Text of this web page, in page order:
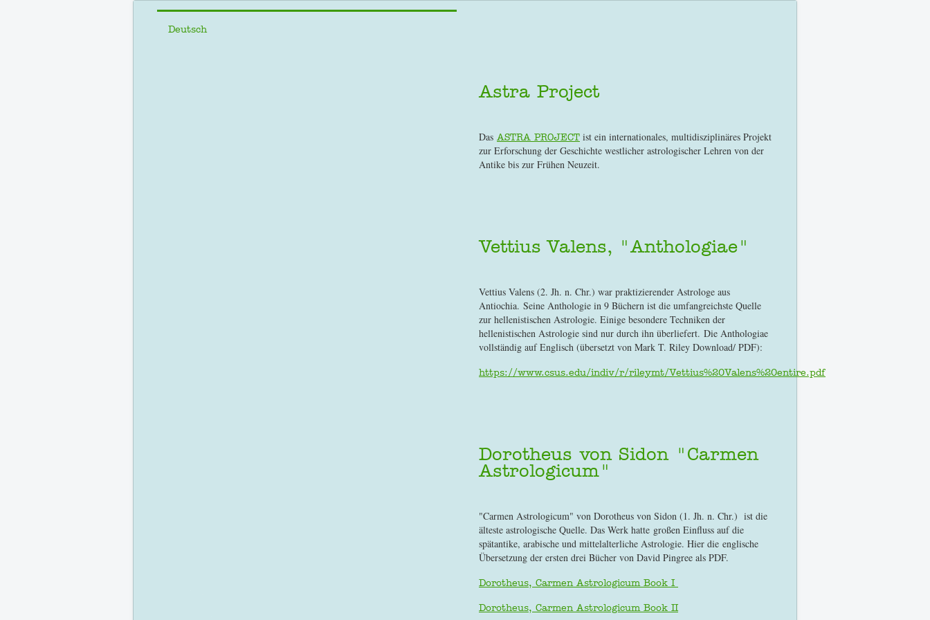
Select your language
Deutsch
Astra Project
Das ASTRA PROJECT ist ein internationales, multidisziplinäres Projekt
zur Erforschung der Geschichte westlicher astrologischer Lehren von der
Antike bis zur Frühen Neuzeit.
Vettius Valens, "Anthologiae"
Vettius Valens (2. Jh. n. Chr.) war praktizierender Astrologe aus
Antiochia. Seine Anthologie in 9 Büchern ist die umfangreichste Quelle
zur hellenistischen Astrologie. Einige besondere Techniken der
hellenistischen Astrologie sind nur durch ihn überliefert. Die Anthologiae
vollständig auf Englisch (übersetzt von Mark T. Riley Download/ PDF):
https://www.csus.edu/indiv/r/rileymt/Vettius%20Valens%20entire.pdf
Dorotheus von Sidon "Carmen
Astrologicum"
"Carmen Astrologicum" von Dorotheus von Sidon (1. Jh. n. Chr.) ist die
älteste astrologische Quelle. Das Werk hatte großen Einfluss auf die
spätantike, arabische und mittelalterliche Astrologie. Hier die englische
Übersetzung der ersten drei Bücher von David Pingree als PDF.
Dorotheus, Carmen Astrologicum Book I
Dorotheus, Carmen Astrologicum Book II